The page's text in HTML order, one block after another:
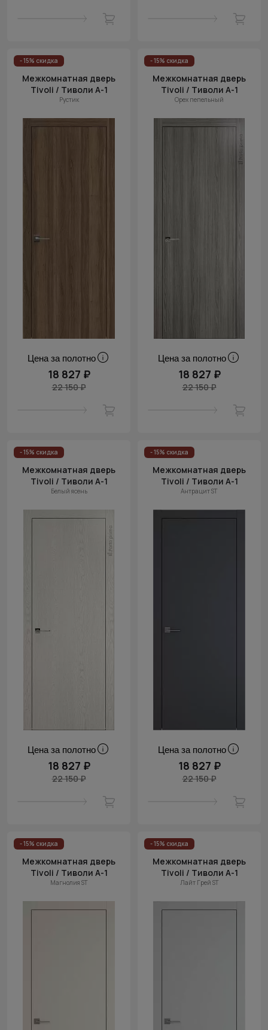
- 15% скидка
Межкомнатная дверь
Tivoli / Тиволи А-1
Рустик
Цена за полотно
18 827 ₽
22 150 ₽
- 15% скидка
Межкомнатная дверь
Tivoli / Тиволи А-1
Орех пепельный
Цена за полотно
18 827 ₽
22 150 ₽
- 15% скидка
Межкомнатная дверь
Tivoli / Тиволи А-1
Белый ясень
Цена за полотно
18 827 ₽
22 150 ₽
- 15% скидка
Межкомнатная дверь
Tivoli / Тиволи А-1
Антрацит ST
Цена за полотно
18 827 ₽
22 150 ₽
- 15% скидка
Межкомнатная дверь
Tivoli / Тиволи А-1
Магнолия ST
- 15% скидка
Межкомнатная дверь
Tivoli / Тиволи А-1
Лайт Грей ST